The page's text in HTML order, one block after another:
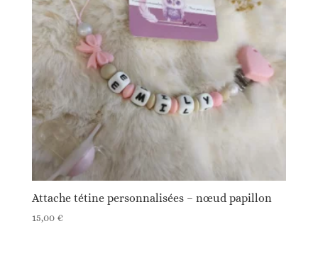
Attache tétine personnalisées – nœud papillon
15,00 €